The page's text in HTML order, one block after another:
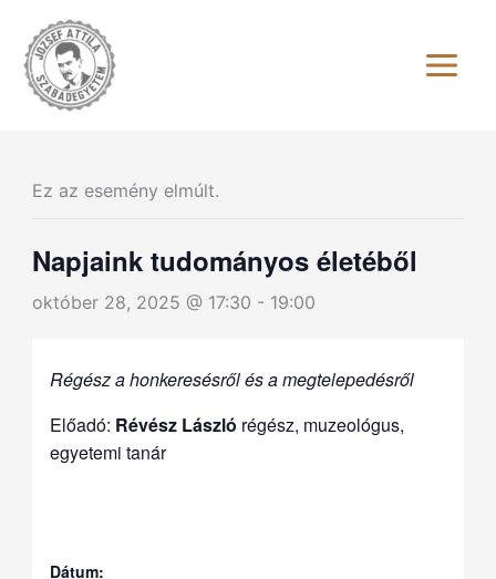
content
Ez az esemény elmúlt.
Napjaink tudományos életéből
október 28, 2025 @ 17:30 - 19:00
Régész a honkeresésről és a megtelepedésről
Előadó: Révész László régész, muzeológus,
egye­temi tanár
Dátum: